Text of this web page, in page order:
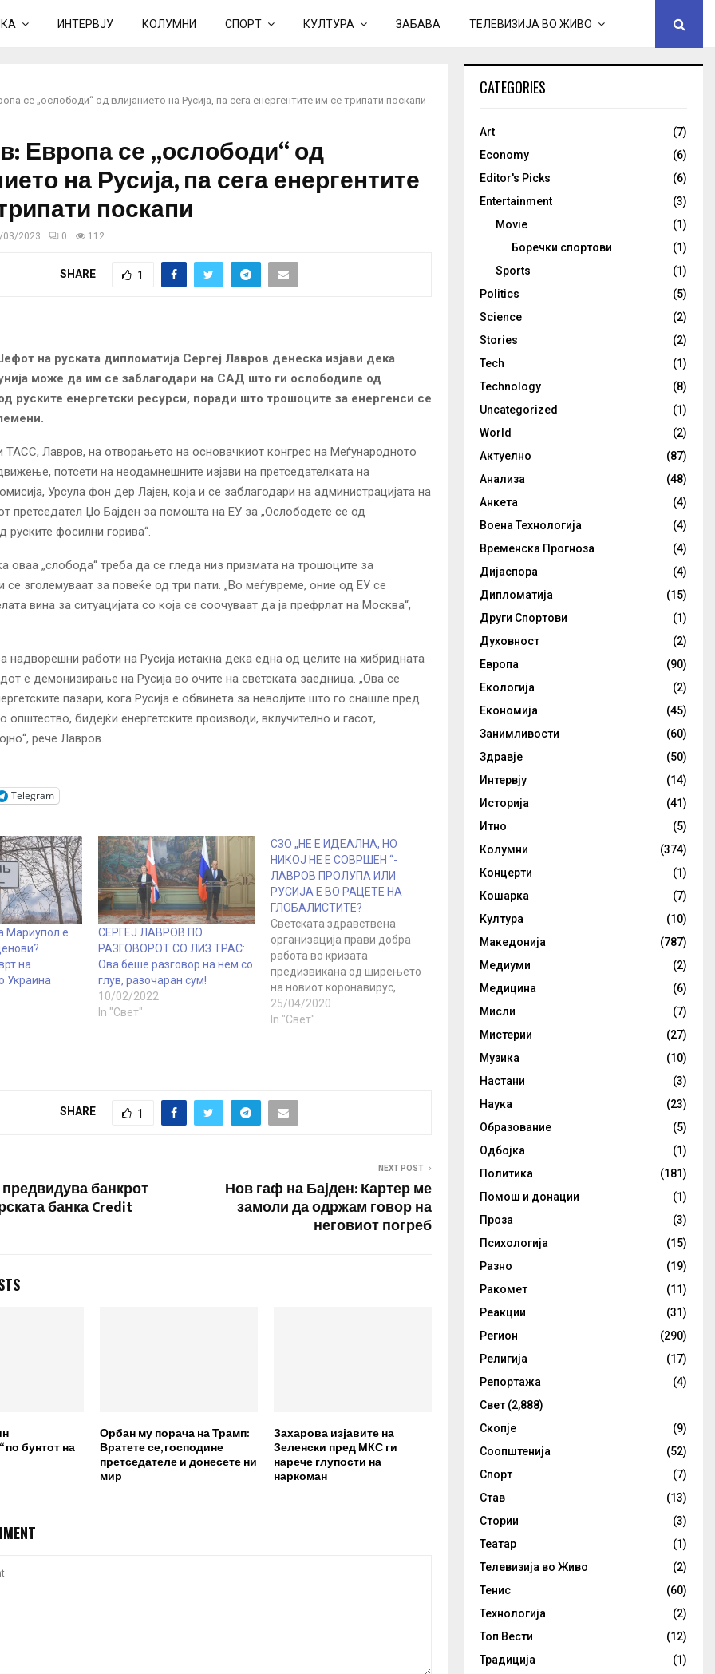
ИНТЕРВЈУ КОЛУМНИ СПОРТ КУЛТУРА ЗАБАВА ТЕЛЕВИЗИЈА ВО ЖИВО
се „ослободи“ од влијанието на Русија, па сега енергентите им се трипати поскапи
Европа се „ослободи“ од
на Русија, па сега енергентите
поскапи
03/2023 0 112
SHARE 1
на руската дипломатија Сергеј Лавров денеска изјави дека
може да им се заблагодари на САД што ги ослободиле од
руските енергетски ресурси, поради што трошоците за енергенси се
ТАСС, Лавров, на отворањето на основачкиот конгрес на Меѓународното
потсети на неодамнешните изјави на претседателката на
Урсула фон дер Лајен, која и се заблагодари на администрацијата на
претседател Џо Бајден за помошта на ЕУ за „Ослободете се од
руските фосилни горива“.
оваа „слобода“ треба да се гледа низ призмата на трошоците за
се зголемуваат за повеќе од три пати. „Во меѓувреме, оние од ЕУ се
вина за ситуацијата со која се соочуваат да ја префрлат на Москва“,
надворешни работи на Русија истакна дека една од целите на хибридната
е демонизирање на Русија во очите на светската заедница. „Ова се
пазари, кога Русија е обвинета за неволјите што го снашле пред
општество, бидејќи енергетските производи, вклучително и гасот,
рече Лавров.
Telegram
Мариупол е
на
Украина
СЕРГЕЈ ЛАВРОВ ПО
РАЗГОВОРОТ СО ЛИЗ ТРАС:
Ова беше разговор на нем со
глув, разочаран сум!
10/02/2022
In "Свет"
СЗО „НЕ Е ИДЕАЛНА, НО
НИКОЈ НЕ Е СОВРШЕН “-
ЛАВРОВ ПРОЛУПА ИЛИ
РУСИЈА Е ВО РАЦЕТЕ НА
ГЛОБАЛИСТИТЕ?
Светската здравствена
организација прави добра
работа во кризата
предизвикана од ширењето
на новиот коронавирус,
соопшти денеска Русија,
одговарајќи на критиките
која ги води и координира
здравствените политики“,
25/04/2020
In "Свет"
SHARE 1
банкрот
банка Credit
NEXT POST
Нов гаф на Бајден: Картер ме
замоли да одржам говор на
неговиот погреб
по бунтот на
Орбан му порача на Трамп:
Вратете се, господине
претседателе и донесете ни
мир
Захарова изјавите на
Зеленски пред МКС ги
нарече глупости на
наркоман
CATEGORIES
Art
(7)
Economy
(6)
Editor's Picks
(6)
Entertainment
(3)
Movie
(1)
Боречки спортови
(1)
Sports
(1)
Politics
(5)
Science
(2)
Stories
(2)
Tech
(1)
Technology
(8)
Uncategorized
(1)
World
(2)
Актуелно
(87)
Анализа
(48)
Анкета
(4)
Воена Технологија
(4)
Временска Прогноза
(4)
Дијаспора
(4)
Дипломатија
(15)
Други Спортови
(1)
Духовност
(2)
Европа
(90)
Екологија
(2)
Економија
(45)
Занимливости
(60)
Здравје
(50)
Интервју
(14)
Историја
(41)
Итно
(5)
Колумни
(374)
Концерти
(1)
Кошарка
(7)
Култура
(10)
Македонија
(787)
Медиуми
(2)
Медицина
(6)
Мисли
(7)
Мистерии
(27)
Музика
(10)
Настани
(3)
Наука
(23)
Образование
(5)
Одбојка
(1)
Политика
(181)
Помош и донации
(1)
Проза
(3)
Психологија
(15)
Разно
(19)
Ракомет
(11)
Реакции
(31)
Регион
(290)
Религија
(17)
Репортажа
(4)
Свет (2,888)
Скопје
(9)
Соопштенија
(52)
Спорт
(7)
Став
(13)
Стории
(3)
Театар
(1)
Телевизија во Живо
(2)
Тенис
(60)
Технологија
(2)
Топ Вести
(12)
Традиција
(1)